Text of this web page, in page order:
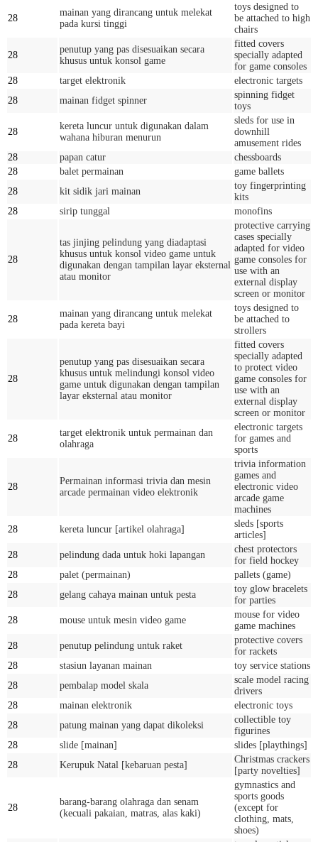
28
mainan yang dirancang untuk melekat
pada kursi tinggi
toys designed to
be attached to high
chairs
28
penutup yang pas disesuaikan secara
khusus untuk konsol game
fitted covers
specially adapted
for game consoles
28
target elektronik
electronic targets
28
mainan fidget spinner
spinning fidget
toys
28
kereta luncur untuk digunakan dalam
wahana hiburan menurun
sleds for use in
downhill
amusement rides
28
papan catur
chessboards
28
balet permainan
game ballets
28
kit sidik jari mainan
toy fingerprinting
kits
28
sirip tunggal monofins
28
tas jinjing pelindung yang diadaptasi
khusus untuk konsol video game untuk
digunakan dengan tampilan layar eksternal
atau monitor
protective carrying
cases specially
adapted for video
game consoles for
use with an
external display
screen or monitor
28
mainan yang dirancang untuk melekat
pada kereta bayi
toys designed to
be attached to
strollers
28
penutup yang pas disesuaikan secara
khusus untuk melindungi konsol video
game untuk digunakan dengan tampilan
layar eksternal atau monitor
fitted covers
specially adapted
to protect video
game consoles for
use with an
external display
screen or monitor
28
target elektronik untuk permainan dan
olahraga
electronic targets
for games and
sports
28
Permainan informasi trivia dan mesin
arcade permainan video elektronik
trivia information
games and
electronic video
arcade game
machines
28
kereta luncur [artikel olahraga]
sleds [sports
articles]
28
pelindung dada untuk hoki lapangan
chest protectors
for field hockey
28
palet (permainan)
pallets (game)
28
gelang cahaya mainan untuk pesta
toy glow bracelets
for parties
28
mouse untuk mesin video game
mouse for video
game machines
28
penutup pelindung untuk raket
protective covers
for rackets
28
stasiun layanan mainan
toy service stations
28
pembalap model skala
scale model racing
drivers
28
mainan elektronik
electronic toys
28
patung mainan yang dapat dikoleksi
collectible toy
figurines
28
slide [mainan]
slides [playthings]
28
Kerupuk Natal [kebaruan pesta]
Christmas crackers
[party novelties]
28
barang-barang olahraga dan senam
(kecuali pakaian, matras, alas kaki)
gymnastics and
sports goods
(except for
clothing, mats,
shoes)